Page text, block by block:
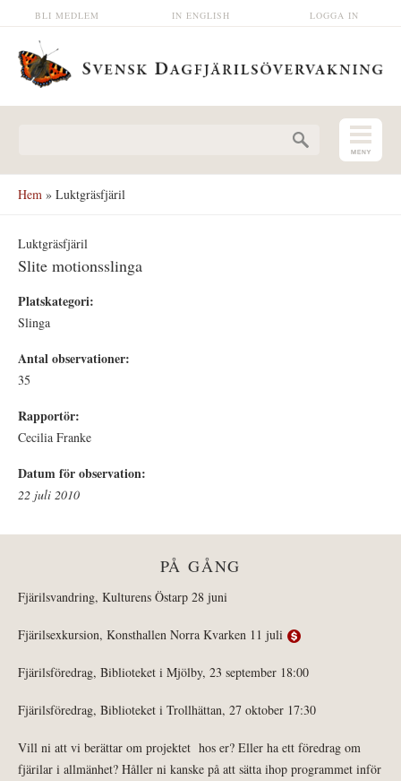
Hoppa till huvudinnehåll LOGGA IN
IN ENGLISH
BLI MEDLEM
Hem » Luktgräsfjäril
Luktgräsfjäril
Slite motionsslinga
Platskategori:
Slinga
Antal observationer:
35
Rapportör:
Cecilia Franke
Datum för observation:
22 juli 2010
PÅ GÅNG
Fjärilsvandring, Kulturens Östarp 28 juni
Fjärilsexkursion, Konsthallen Norra Kvarken 11 juli
Fjärilsföredrag, Biblioteket i Mjölby, 23 september 18:00
Fjärilsföredrag, Biblioteket i Trollhättan, 27 oktober 17:30
Vill ni att vi berättar om projektet hos er? Eller ha ett föredrag om
fjärilar i allmänhet? Håller ni kanske på att sätta ihop programmet inför